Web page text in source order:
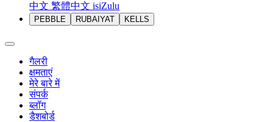
中文 繁體中文 isiZulu
PEBBLE RUBAIYAT KELLS
गैलरी
क्षमताएं
मेरे बारे में
संपर्क
ब्लॉग
डैशबोर्ड